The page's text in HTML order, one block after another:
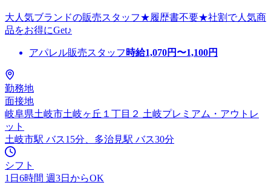
大人気ブランドの販売スタッフ★履歴書不要★社割で人気商
品をお得にGet♪
アパレル販売スタッフ 時給1,070円〜1,100円
勤務地
面接地
岐阜県土岐市土岐ヶ丘１丁目２ 土岐プレミアム・アウトレ
ット
土岐市駅 バス15分、多治見駅 バス30分
シフト
1日6時間 週3日からOK